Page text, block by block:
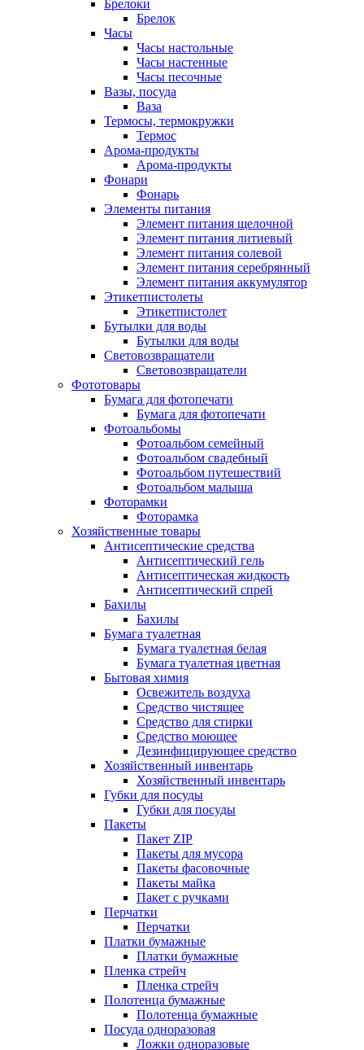
Брелоки
Брелок
Часы
Часы настольные
Часы настенные
Часы песочные
Вазы, посуда
Ваза
Термосы, термокружки
Термос
Арома-продукты
Арома-продукты
Фонари
Фонарь
Элементы питания
Элемент питания щелочной
Элемент питания литиевый
Элемент питания солевой
Элемент питания серебрянный
Элемент питания аккумулятор
Этикетпистолеты
Этикетпистолет
Бутылки для воды
Бутылки для воды
Световозвращатели
Световозвращатели
Фототовары
Бумага для фотопечати
Бумага для фотопечати
Фотоальбомы
Фотоальбом семейный
Фотоальбом свадебный
Фотоальбом путешествий
Фотоальбом малыша
Фоторамки
Фоторамка
Хозяйственные товары
Антисептические средства
Антисептический гель
Антисептическая жидкость
Антисептический спрей
Бахилы
Бахилы
Бумага туалетная
Бумага туалетная белая
Бумага туалетная цветная
Бытовая химия
Освежитель воздуха
Средство чистящее
Средство для стирки
Средство моющее
Дезинфицирующее средство
Хозяйственный инвентарь
Хозяйственный инвентарь
Губки для посуды
Губки для посуды
Пакеты
Пакет ZIP
Пакеты для мусора
Пакеты фасовочные
Пакеты майка
Пакет с ручками
Перчатки
Перчатки
Платки бумажные
Платки бумажные
Пленка стрейч
Пленка стрейч
Полотенца бумажные
Полотенца бумажные
Посуда одноразовая
Ложки одноразовые